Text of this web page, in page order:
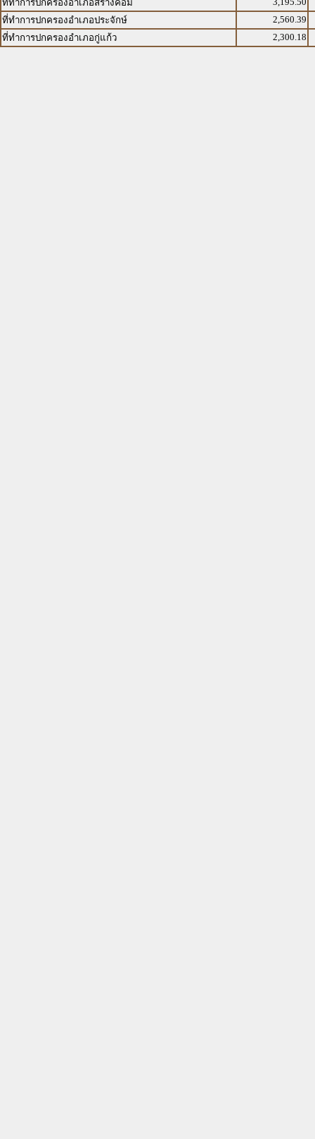
ที่ทำการปกครองอำเภอสร้างคอม
ที่ทำการปกครองอำเภอประจักษ์
2,560.39
ที่ทำการปกครองอำเภอกู่แก้ว
2,300.18